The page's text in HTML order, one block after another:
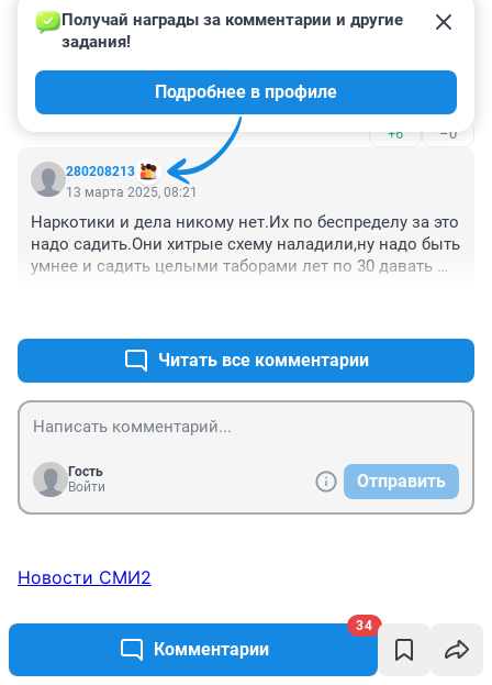
Комментарии
34
Гость
13 марта 2025, 08:53
сколько они наркотой убили за это время, каждый
кирпич чья то дочь или сын
+6 –0
280208213
Получай награды за комментарии и другие
задания!
Подробнее в профиле
13 марта 2025, 08:21
Наркотики и дела никому нет.Их по беспределу за это
надо садить.Они хитрые схему наладили,ну надо быть
умнее и садить целыми таборами лет по 30 давать
Читать все комментарии
Гость
Войти
Отправить
Новости СМИ2
ТОП 5